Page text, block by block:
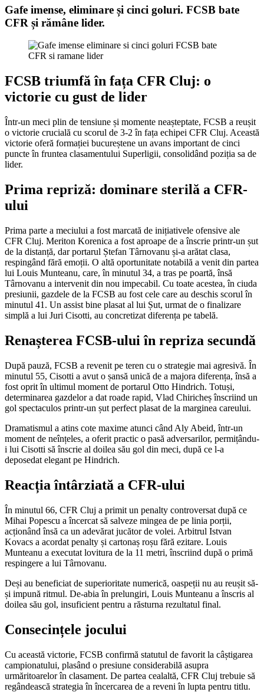
Gafe imense, eliminare și cinci goluri. FCSB bate
CFR și rămâne lider.
FCSB triumfă în fața CFR Cluj: o
victorie cu gust de lider
Într-un meci plin de tensiune și momente neașteptate, FCSB a reușit
o victorie crucială cu scorul de 3-2 în fața echipei CFR Cluj. Această
victorie oferă formației bucureștene un avans important de cinci
puncte în fruntea clasamentului Superligii, consolidând poziția sa de
lider.
Prima repriză: dominare sterilă a CFR-
ului
Prima parte a meciului a fost marcată de inițiativele ofensive ale
CFR Cluj. Meriton Korenica a fost aproape de a înscrie printr-un șut
de la distanță, dar portarul Ștefan Târnovanu și-a arătat clasa,
respingând fără emoții. O altă oportunitate notabilă a venit din partea
lui Louis Munteanu, care, în minutul 34, a tras pe poartă, însă
Târnovanu a intervenit din nou impecabil. Cu toate acestea, în ciuda
presiunii, gazdele de la FCSB au fost cele care au deschis scorul în
minutul 41. Un assist bine plasat al lui Șut, urmat de o finalizare
simplă a lui Juri Cisotti, au concretizat diferența pe tabelă.
Renașterea FCSB-ului în repriza secundă
După pauză, FCSB a revenit pe teren cu o strategie mai agresivă. În
minutul 55, Cisotti a avut o șansă unică de a majora diferența, însă a
fost oprit în ultimul moment de portarul Otto Hindrich. Totuși,
determinarea gazdelor a dat roade rapid, Vlad Chiricheș înscriind un
gol spectaculos printr-un șut perfect plasat de la marginea careului.
Dramatismul a atins cote maxime atunci când Aly Abeid, într-un
moment de neînțeles, a oferit practic o pasă adversarilor, permițându-
i lui Cisotti să înscrie al doilea său gol din meci, după ce l-a
deposedat elegant pe Hindrich.
Reacția întârziată a CFR-ului
În minutul 66, CFR Cluj a primit un penalty controversat după ce
Mihai Popescu a încercat să salveze mingea de pe linia porții,
acționând însă ca un adevărat jucător de volei. Arbitrul Istvan
Kovacs a acordat penalty și cartonaș roșu fără ezitare. Louis
Munteanu a executat lovitura de la 11 metri, înscriind după o primă
respingere a lui Târnovanu.
Deși au beneficiat de superioritate numerică, oaspeții nu au reușit să-
și impună ritmul. De-abia în prelungiri, Louis Munteanu a înscris al
doilea său gol, insuficient pentru a răsturna rezultatul final.
Consecințele jocului
Cu această victorie, FCSB confirmă statutul de favorit la câștigarea
campionatului, plasând o presiune considerabilă asupra
urmăritoarelor în clasament. De partea cealaltă, CFR Cluj trebuie să
regândească strategia în încercarea de a reveni în lupta pentru titlu.